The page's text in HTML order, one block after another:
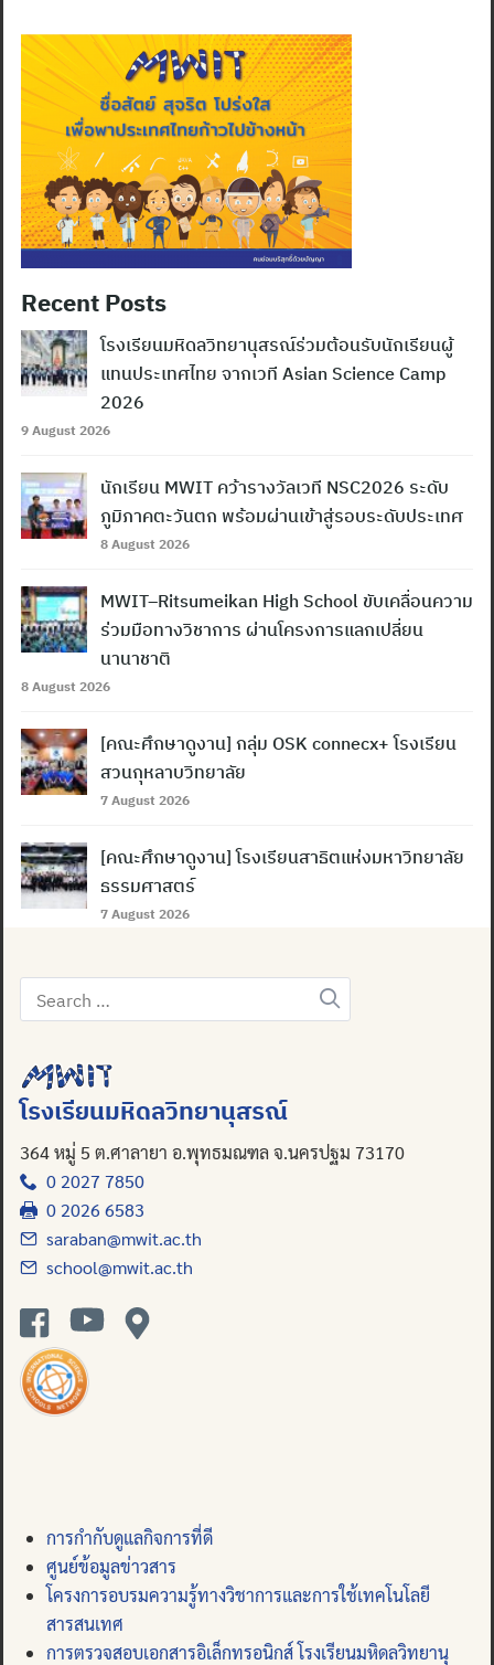
Search
for:
Recent Posts
โรงเรียนมหิดลวิทยานุสรณ์ร่วมต้อนรับนักเรียนผู้
แทนประเทศไทย จากเวที Asian Science Camp
2026
9 August 2026
นักเรียน MWIT คว้ารางวัลเวที NSC2026 ระดับ
ภูมิภาคตะวันตก พร้อมผ่านเข้าสู่รอบระดับประเทศ
8 August 2026
MWIT–Ritsumeikan High School ขับเคลื่อนความ
ร่วมมือทางวิชาการ ผ่านโครงการแลกเปลี่ยน
นานาชาติ
8 August 2026
[คณะศึกษาดูงาน] กลุ่ม OSK connecx+ โรงเรียน
สวนกุหลาบวิทยาลัย
7 August 2026
[คณะศึกษาดูงาน] โรงเรียนสาธิตแห่งมหาวิทยาลัย
ธรรมศาสตร์
7 August 2026
Search
for:
โรงเรียนมหิดลวิทยานุสรณ์
364 หมู่ 5 ต.ศาลายา อ.พุทธมณฑล จ.นครปฐม 73170
0 2027 7850
0 2026 6583
saraban@mwit.ac.th
school@mwit.ac.th
การกำกับดูแลกิจการที่ดี
ศูนย์ข้อมูลข่าวสาร
โครงการอบรมความรู้ทางวิชาการและการใช้เทคโนโลยี
สารสนเทศ
การตรวจสอบเอกสารอิเล็กทรอนิกส์ โรงเรียนมหิดลวิทยานุ